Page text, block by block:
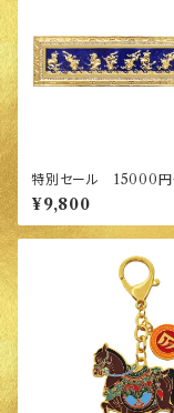
特別セール 15000
円 ロイヤルブルー・ナ
ラゴン
¥9,800